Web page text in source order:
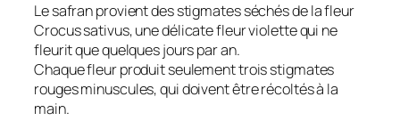
Le safran provient des stigmates séchés de la fleur
Crocus sativus, une délicate fleur violette qui ne
fleurit que quelques jours par an.
Chaque fleur produit seulement trois stigmates
rouges minuscules, qui doivent être récoltés à la
main.